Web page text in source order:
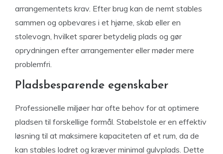
arrangementets krav. Efter brug kan de nemt stables
sammen og opbevares i et hjørne, skab eller en
stolevogn, hvilket sparer betydelig plads og gør
oprydningen efter arrangementer eller møder mere
problemfri.
Pladsbesparende egenskaber
Professionelle miljøer har ofte behov for at optimere
pladsen til forskellige formål. Stabelstole er en effektiv
løsning til at maksimere kapaciteten af et rum, da de
kan stables lodret og kræver minimal gulvplads. Dette